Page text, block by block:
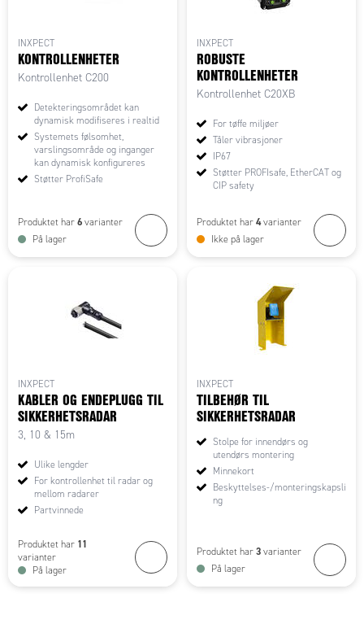
INXPECT
KONTROLLENHETER
Kontrollenhet C200
Detekteringsområdet kan
dynamisk modifiseres i realtid
Systemets følsomhet,
varslingsområde og inganger
kan dynamisk konfigureres
Støtter ProfiSafe
Produktet har 6 varianter
På lager
INXPECT
ROBUSTE
KONTROLLENHETER
Kontrollenhet C20XB
For tøffe miljøer
Tåler vibrasjoner
IP67
Støtter PROFIsafe, EtherCAT og
CIP safety
Produktet har 4varianter
Ikke på lager
INXPECT
KABLER OG ENDEPLUGG TIL
SIKKERHETSRADAR
3, 10 & 15m
Ulike lengder
For kontrollenhet til radar og
mellom radarer
Partvinnede
Produktet har 11
varianter
På lager
INXPECT
TILBEHØR TIL
SIKKERHETSRADAR
Stolpe for innendørs og
utendørs montering
Minnekort
Beskyttelses-/monteringskapsli
ng
Produktet har 3 varianter
På lager